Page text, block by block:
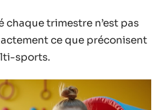
chaque trimestre n’est pas
ce que préconisent
sports.